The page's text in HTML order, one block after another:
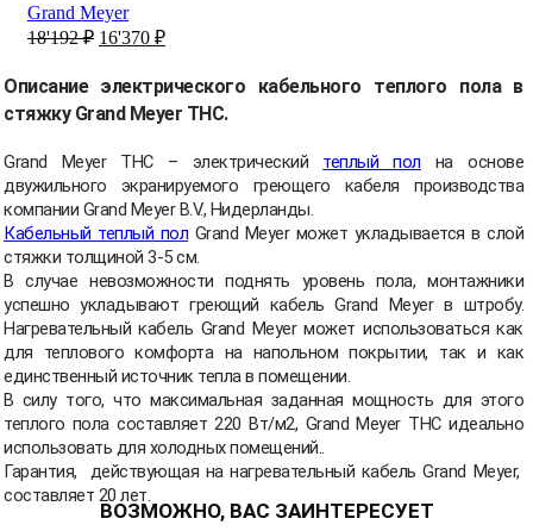
Grand Meyer
18'192₽ Первоначальная
18'192 ₽.
16'370 ₽Текущая
16'370 ₽.
Описание электрического кабельного теплого пола в
стяжку Grand Meyer THC.
Grand Meyer THC – электрический теплый пол на основе
двужильного экранируемого греющего кабеля производства
компании Grand Meyer B.V., Нидерланды.
Кабельный теплый пол Grand Meyer может укладывается в слой
стяжки толщиной 3-5 см.
В случае невозможности поднять уровень пола, монтажники
успешно укладывают греющий кабель Grand Meyer в штробу.
Нагревательный кабель Grand Meyerможет использоваться как
для теплового комфорта на напольном покрытии, так и как
единственный источник тепла в помещении.
В силу того, что максимальная заданная мощность для этого
теплого пола составляет 220 Вт/м2, Grand Meyer THC идеально
использовать для холодных помещений..
Гарантия, действующая на нагревательный кабель Grand Meyer,
составляет 20 лет.
ВОЗМОЖНО, ВАС ЗАИНТЕРЕСУЕТ